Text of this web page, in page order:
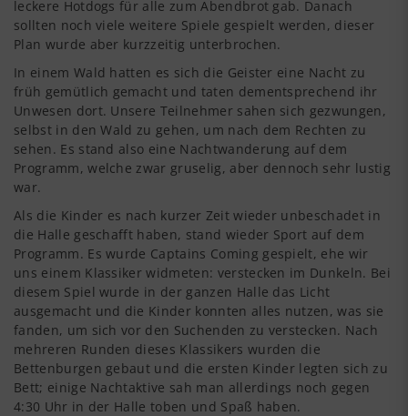
leckere Hotdogs für alle zum Abendbrot gab. Danach
sollten noch viele weitere Spiele gespielt werden, dieser
Plan wurde aber kurzzeitig unterbrochen.
In einem Wald hatten es sich die Geister eine Nacht zu
früh gemütlich gemacht und taten dementsprechend ihr
Unwesen dort. Unsere Teilnehmer sahen sich gezwungen,
selbst in den Wald zu gehen, um nach dem Rechten zu
sehen. Es stand also eine Nachtwanderung auf dem
Programm, welche zwar gruselig, aber dennoch sehr lustig
war.
Als die Kinder es nach kurzer Zeit wieder unbeschadet in
die Halle geschafft haben, stand wieder Sport auf dem
Programm. Es wurde Captains Coming gespielt, ehe wir
uns einem Klassiker widmeten: verstecken im Dunkeln. Bei
diesem Spiel wurde in der ganzen Halle das Licht
ausgemacht und die Kinder konnten alles nutzen, was sie
fanden, um sich vor den Suchenden zu verstecken. Nach
mehreren Runden dieses Klassikers wurden die
Bettenburgen gebaut und die ersten Kinder legten sich zu
Bett; einige Nachtaktive sah man allerdings noch gegen
4:30 Uhr in der Halle toben und Spaß haben.